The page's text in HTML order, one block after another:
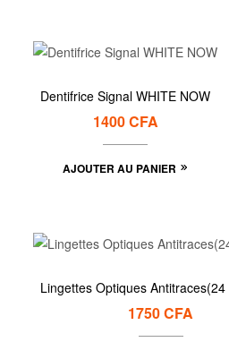
Dentifrice Signal WHITE NOW
1400CFA
AJOUTER AU PANIER
Lingettes Optiques
1750CFA